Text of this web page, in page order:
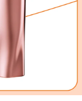
を無料で楽し